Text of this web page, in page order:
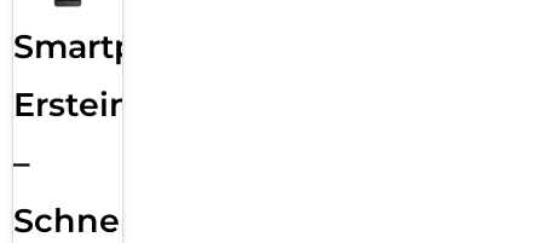
Smartphone
Ersteinrichtung
–
Schnelle